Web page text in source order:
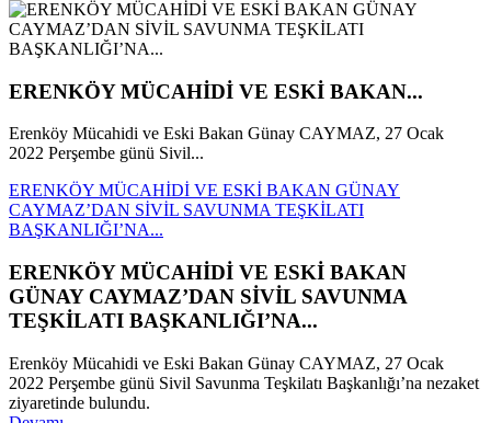
ERENKÖY MÜCAHİDİ VE ESKİ BAKAN...
Erenköy Mücahidi ve Eski Bakan Günay CAYMAZ, 27 Ocak
2022 Perşembe günü Sivil...
ERENKÖY MÜCAHİDİ VE ESKİ BAKAN GÜNAY
CAYMAZ’DAN SİVİL SAVUNMA TEŞKİLATI
BAŞKANLIĞI’NA...
ERENKÖY MÜCAHİDİ VE ESKİ BAKAN
GÜNAY CAYMAZ’DAN SİVİL SAVUNMA
TEŞKİLATI BAŞKANLIĞI’NA...
Erenköy Mücahidi ve Eski Bakan Günay CAYMAZ, 27 Ocak
2022 Perşembe günü Sivil Savunma Teşkilatı Başkanlığı’na nezaket
ziyaretinde bulundu.